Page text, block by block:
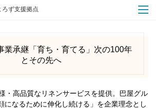
ず支援拠点
業承継「育ち・育てる」次の100年
とその先へ
・高品質なリネンサービスを提供。巴屋グル
になるために伸化し続ける」を企業理念とし